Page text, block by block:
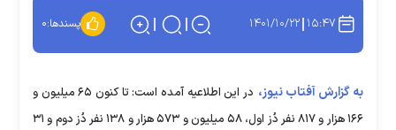
۱۵:۴۷ ۱۴۰۱/۱۰/۲۲ پسندها:۰
به گزارش آفتاب نیوز،
در این اطلاعیه آمده است: تا کنون ۶۵ میلیون و
۱۶۶ هزار و ۸۱۷ نفر دُز اول، ۵۸ میلیون و ۵۷۳ هزار و ۱۳۸ نفر دُز دوم و ۳۱